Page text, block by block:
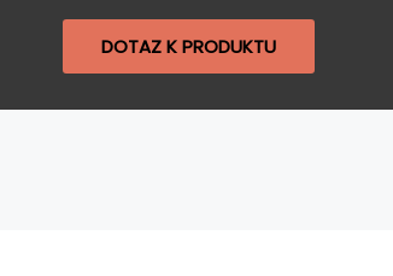
DOTAZ K PRODUKTU